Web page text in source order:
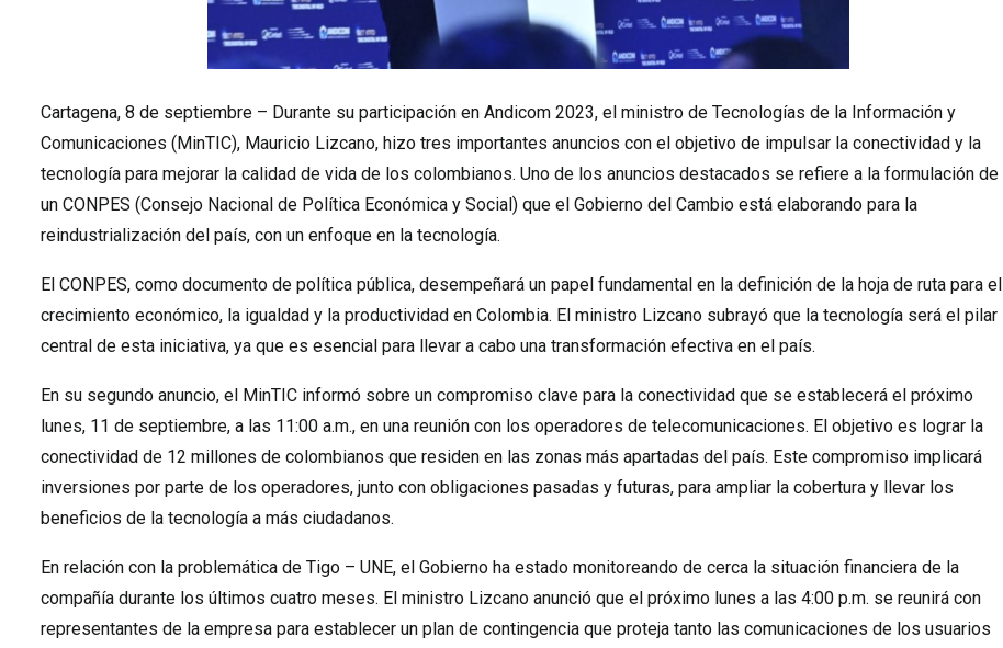
Cartagena, 8 de septiembre – Durante su participación en Andicom 2023, el ministro de Tecnologías de la Información y
Comunicaciones (MinTIC), Mauricio Lizcano, hizo tres importantes anuncios con el objetivo de impulsar la conectividad y la
tecnología para mejorar la calidad de vida de los colombianos. Uno de los anuncios destacados se refiere a la formulación de
un CONPES (Consejo Nacional de Política Económica y Social) que el Gobierno del Cambio está elaborando para la
reindustrialización del país, con un enfoque en la tecnología.
El CONPES, como documento de política pública, desempeñará un papel fundamental en la definición de la hoja de ruta para el
crecimiento económico, la igualdad y la productividad en Colombia. El ministro Lizcano subrayó que la tecnología será el pilar
central de esta iniciativa, ya que es esencial para llevar a cabo una transformación efectiva en el país.
En su segundo anuncio, el MinTIC informó sobre un compromiso clave para la conectividad que se establecerá el próximo
lunes, 11 de septiembre, a las 11:00 a.m., en una reunión con los operadores de telecomunicaciones. El objetivo es lograr la
conectividad de 12 millones de colombianos que residen en las zonas más apartadas del país. Este compromiso implicará
inversiones por parte de los operadores, junto con obligaciones pasadas y futuras, para ampliar la cobertura y llevar los
beneficios de la tecnología a más ciudadanos.
En relación con la problemática de Tigo – UNE, el Gobierno ha estado monitoreando de cerca la situación financiera de la
compañía durante los últimos cuatro meses. El ministro Lizcano anunció que el próximo lunes a las 4:00 p.m. se reunirá con
representantes de la empresa para establecer un plan de contingencia que proteja tanto las comunicaciones de los usuarios